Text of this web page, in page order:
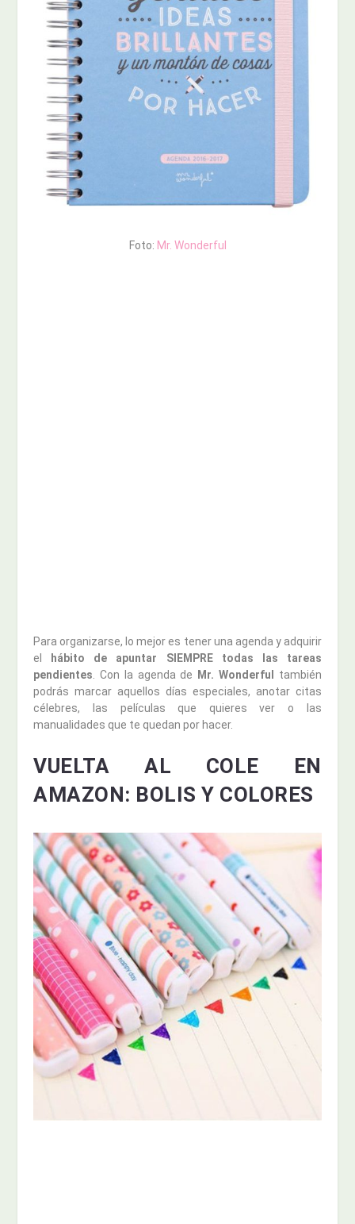
Foto: Mr. Wonderful
Para organizarse, lo mejor es tener una agenda y adquirir
el
hábito de apuntar SIEMPRE todas las tareas
pendientes. Con la agenda de Mr. Wonderful
también
podrás marcar aquellos días especiales, anotar citas
célebres, las películas que quieres ver o las
manualidades que te quedan por hacer.
VUELTA AL COLE EN
AMAZON: BOLIS Y COLORES